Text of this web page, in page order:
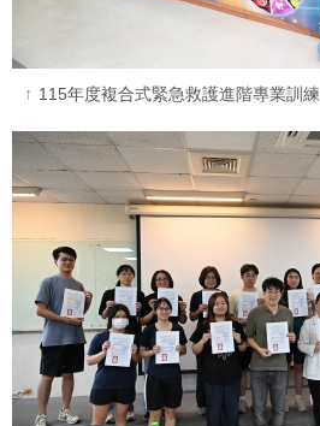
115年度複合式緊急救護進階專業訓練